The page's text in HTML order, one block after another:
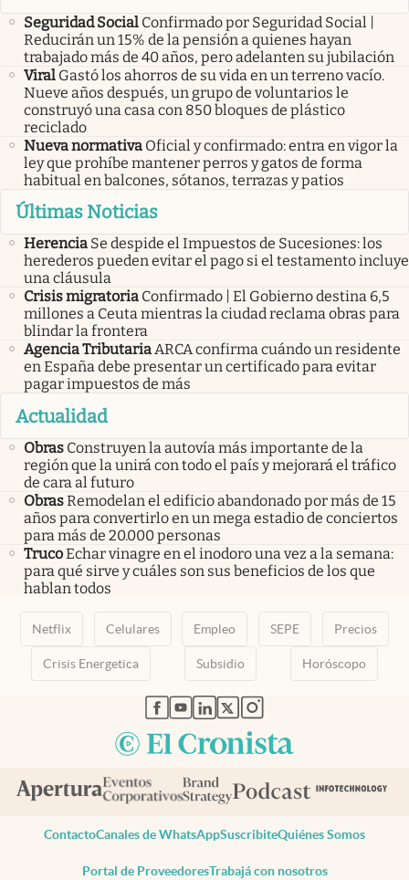
Seguridad Social Confirmado por Seguridad Social |
Reducirán un 15% de la pensión a quienes hayan
trabajado más de 40 años, pero adelanten su jubilación
Viral Gastó los ahorros de su vida en un terreno vacío.
Nueve años después, un grupo de voluntarios le
construyó una casa con 850 bloques de plástico
reciclado
Nueva normativa Oficial y confirmado: entra en vigor la
ley que prohíbe mantener perros y gatos de forma
habitual en balcones, sótanos, terrazas y patios
Últimas Noticias
Herencia Se despide el Impuestos de Sucesiones: los
herederos pueden evitar el pago si el testamento incluye
una cláusula
Crisis migratoria Confirmado | El Gobierno destina 6,5
millones a Ceuta mientras la ciudad reclama obras para
blindar la frontera
Agencia TributariaARCA confirma cuándo un residente
en España debe presentar un certificado para evitar
pagar impuestos de más
Actualidad
Obras Construyen la autovía más importante de la
región que la unirá con todo el país y mejorará el tráfico
de cara al futuro
ObrasRemodelan el edificio abandonado por más de 15
años para convertirlo en un mega estadio de conciertos
para más de 20.000 personas
TrucoEchar vinagre en el inodoro una vez a la semana:
para qué sirve y cuáles son sus beneficios de los que
hablan todos
Netflix Celulares Empleo SEPE Precios
Crisis Energetica Subsidio Horóscopo
abre en nueva pestaña
abre en nueva pestaña
abre en nueva pestaña
abre en nueva pestaña
abre en nueva pestaña
ContactoCanales de WhatsAppSuscribiteQuiénes Somos
Portal de ProveedoresTrabajá con nosotros